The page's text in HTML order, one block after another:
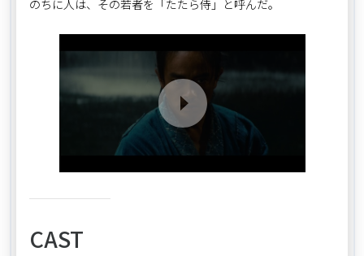
のちに人は、その若者を「たたら侍」と呼んだ。
CAST